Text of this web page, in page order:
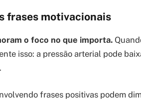
frases motivacionais
o foco no que importa.
isso: a pressão arterial pode
frases positivas podem